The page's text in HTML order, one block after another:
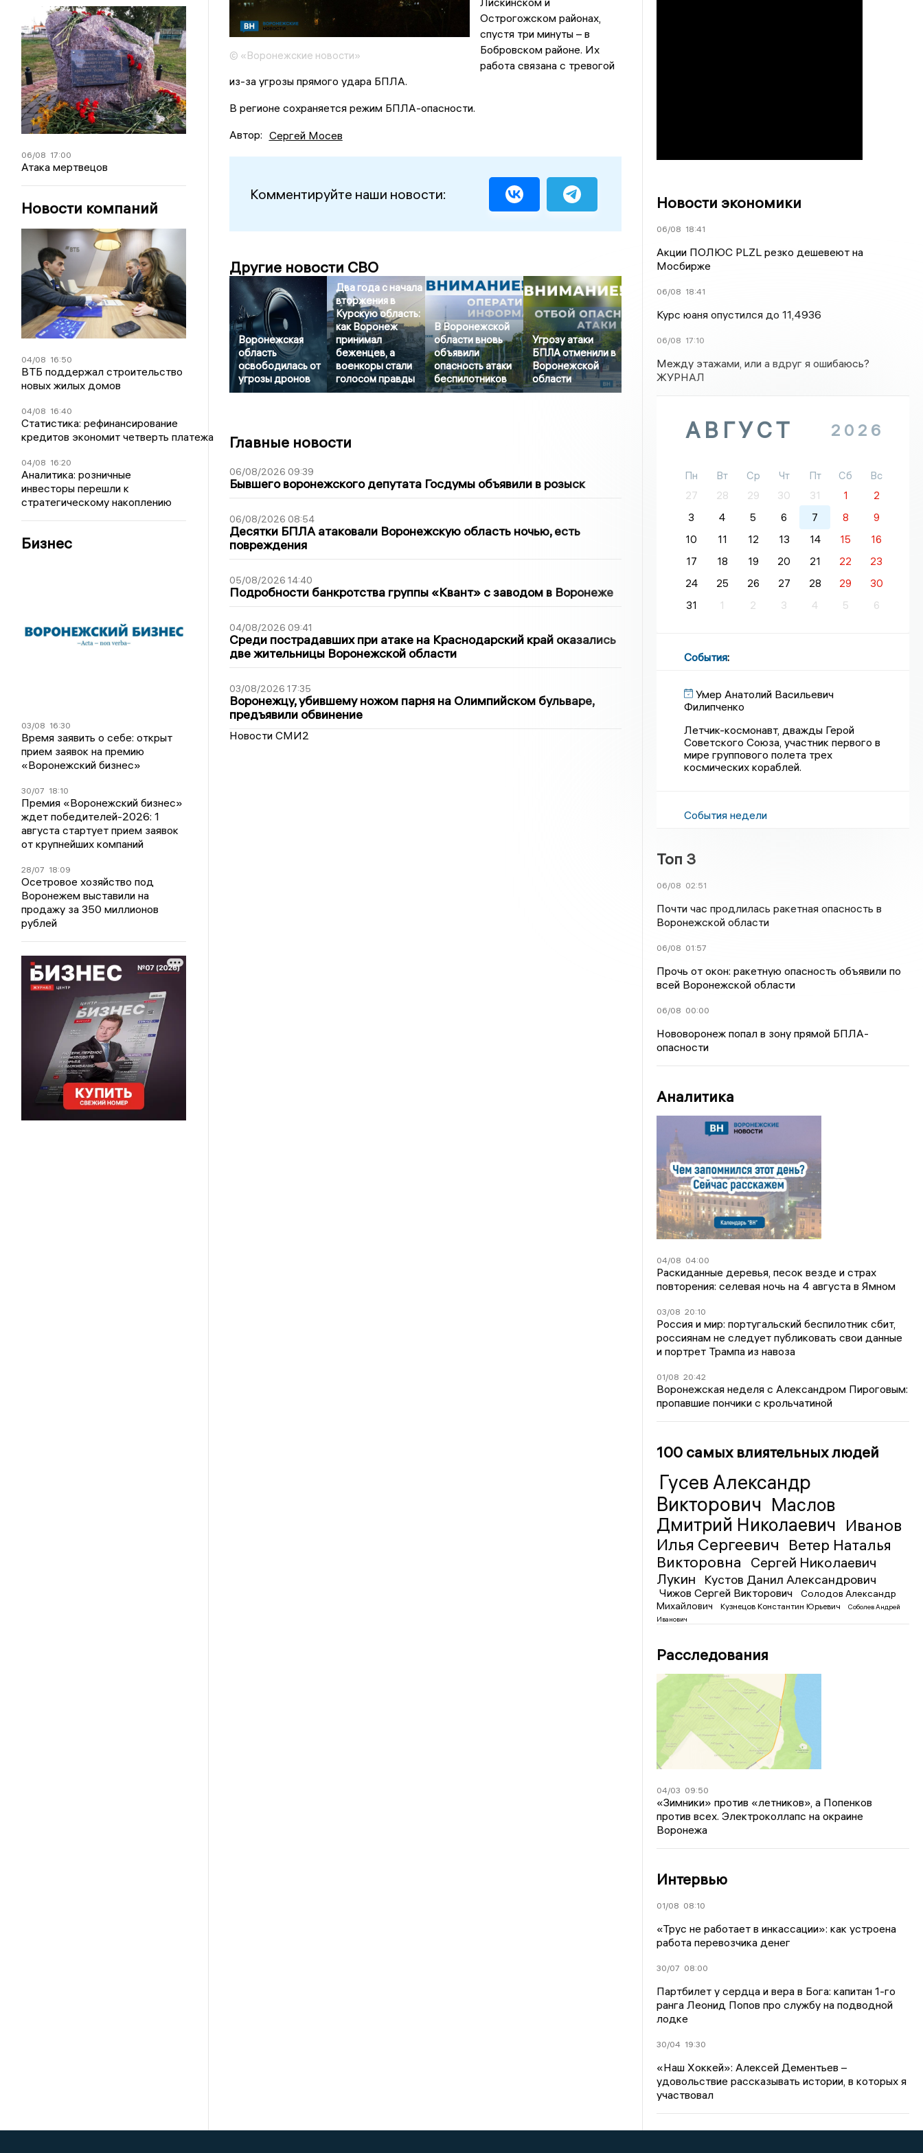
06/08 17:00
Атака мертвецов
Новости компаний
04/08 16:50
ВТБ поддержал строительство
новых жилых домов
04/08 16:40
Статистика: рефинансирование
кредитов экономит четверть платежа
04/08 16:20
Аналитика: розничные
инвесторы перешли к
стратегическому накоплению
Бизнес
03/08 16:30
Время заявить о себе: открыт
прием заявок на премию
«Воронежский бизнес»
30/07 18:10
Премия «Воронежский бизнес»
ждет победителей-2026: 1
августа стартует прием заявок
от крупнейших компаний
28/07 18:09
Осетровое хозяйство под
Воронежем выставили на
продажу за 350 миллионов
рублей
© «Воронежские новости»
Острогожском районах,
спустя три минуты – в
Бобровском районе. Их
работа связана с тревогой
из-за угрозы прямого удара БПЛА.
В регионе сохраняется режим БПЛА-опасности.
Автор: Сергей Мосев
Комментируйте наши новости:
Другие новости СВО
Воронежская
область
освободилась от
угрозы дронов
Два года с начала
вторжения в
Курскую область:
как Воронеж
принимал
беженцев, а
военкоры стали
голосом правды
В Воронежской
области вновь
объявили
опасность атаки
беспилотников
Угрозу атаки
БПЛА отменили в
Воронежской
области
Главные новости
06/08/2026 09:39
Бывшего воронежского депутата Госдумы объявили в розыск
06/08/2026 08:54
Десятки БПЛА атаковали Воронежскую область ночью, есть
повреждения
05/08/2026 14:40
Подробности банкротства группы «Квант» с заводом в Воронеже
04/08/2026 09:41
Среди пострадавших при атаке на Краснодарский край оказались
две жительницы Воронежской области
03/08/2026 17:35
Воронежцу, убившему ножом парня на Олимпийском бульваре,
предъявили обвинение
Новости СМИ2
Новости экономики
06/08 18:41
Акции ПОЛЮС PLZL резко дешевеют на
Мосбирже
06/08 18:41
Курс юаня опустился до 11,4936
06/08 17:10
Между этажами, или а вдруг я ошибаюсь?
ЖУРНАЛ
АВГУСТ 2026
Пн Вт Ср Чт Пт Сб
Вс
27
28 29 30 31 1
2
3
4 5 6 7 8
9
10
11 12 13 14 15
16
17
18 19 20 21 22
23
24
25 26 27 28 29
30
31
1 2 3 4 5 6
События:
Умер Анатолий Васильевич
Филипченко
Летчик-космонавт, дважды Герой
Советского Союза, участник первого в
мире группового полета трех
космических кораблей.
События недели
Топ 3
06/08 02:51
Почти час продлилась ракетная опасность в
Воронежской области
06/08 01:57
Прочь от окон: ракетную опасность объявили по
всей Воронежской области
06/08 00:00
Нововоронеж попал в зону прямой БПЛА-
опасности
Аналитика
04/08 04:00
Раскиданные деревья, песок везде и страх
повторения: селевая ночь на 4 августа в Ямном
03/08 20:10
Россия и мир: португальский беспилотник сбит,
россиянам не следует публиковать свои данные
и портрет Трампа из навоза
01/08 20:42
Воронежская неделя с Александром Пироговым:
пропавшие пончики с крольчатиной
100 самых влиятельных людей
Гусев Александр
Викторович Маслов
Дмитрий Николаевич Иванов
Илья Сергеевич
Ветер Наталья
Викторовна
Сергей Николаевич
Лукин
Кустов Данил Александрович
Чижов Сергей Викторович
Солодов Александр
Михайлович
Кузнецов Константин Юрьевич
Соболев Андрей
Иванович
Расследования
04/03 09:50
«Зимники» против «летников», а Попенков
против всех. Электроколлапс на окраине
Воронежа
Интервью
01/08 08:10
«Трус не работает в инкассации»: как устроена
работа перевозчика денег
30/07 08:00
Партбилет у сердца и вера в Бога: капитан 1-го
ранга Леонид Попов про службу на подводной
лодке
30/04 19:30
«Наш Хоккей»: Алексей Дементьев –
удовольствие рассказывать истории, в которых я
участвовал